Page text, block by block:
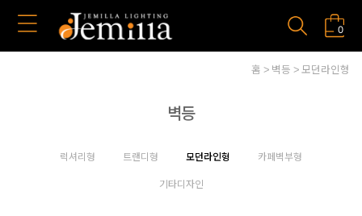
0
홈 벽등 모던라인형
벽등
럭셔리형 트랜디형 모던라인형
카페벽부형
기타디자인